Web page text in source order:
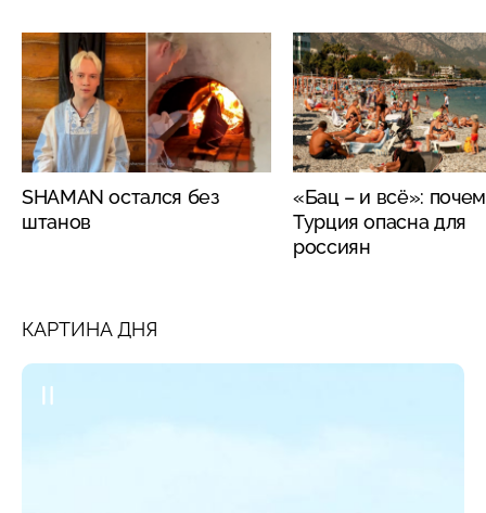
SHAMAN остался без
штанов
«Бац – и всё»:
Турция опасна для
россиян
КАРТИНА ДНЯ